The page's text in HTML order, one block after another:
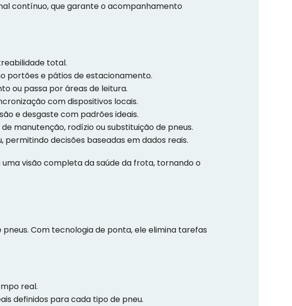
contínuo, que garante o acompanhamento
total.
portões e pátios de estacionamento.
ou passa por áreas de leitura.
com dispositivos locais.
e desgaste com padrões ideais.
manutenção, rodízio ou substituição de pneus.
permitindo decisões baseadas em dados reais.
visão completa da saúde da frota, tornando o
Com tecnologia de ponta, ele elimina tarefas
real.
definidos para cada tipo de pneu.